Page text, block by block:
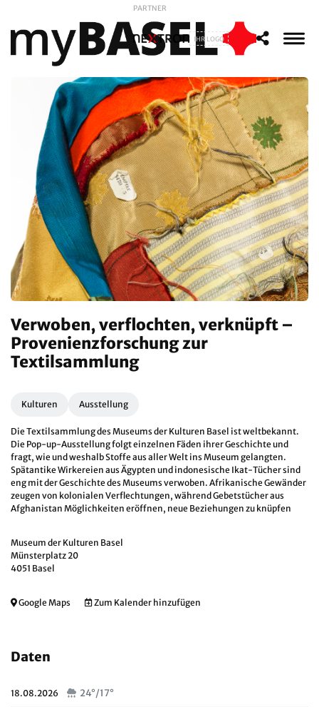
PARTNER
IHR LOGO
Verwoben, verflochten, verknüpft –
Provenienzforschung zur
Textilsammlung
Kulturen Ausstellung
Die Textilsammlung des Museums der Kulturen Basel ist weltbekannt.
Die Pop-up-Ausstellung folgt einzelnen Fäden ihrer Geschichte und
fragt, wie und weshalb Stoffe aus aller Welt ins Museum gelangten.
Spätantike Wirkereien aus Ägypten und indonesische Ikat-Tücher sind
eng mit der Geschichte des Museums verwoben. Afrikanische Gewänder
zeugen von kolonialen Verflechtungen, während Gebetstücher aus
Afghanistan Möglichkeiten eröffnen, neue Beziehungen zu knüpfen
Museum der Kulturen Basel
Münsterplatz 20
4051 Basel
Google Maps Zum Kalender hinzufügen
Daten
18.08.2026 24°/17°